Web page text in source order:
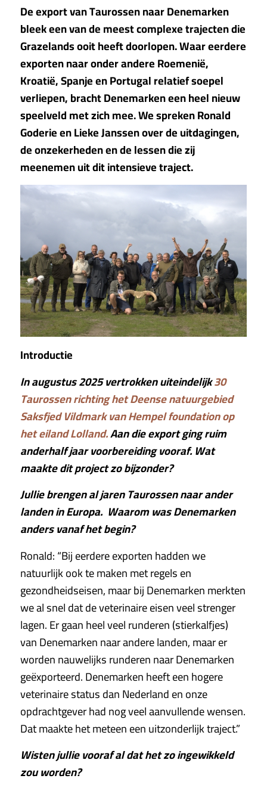
De export van Taurossen naar Denemarken
bleek een van de meest complexe trajecten die
Grazelands ooit heeft doorlopen. Waar eerdere
exporten naar onder andere Roemenië,
Kroatië, Spanje en Portugal relatief soepel
verliepen, bracht Denemarken een heel nieuw
speelveld met zich mee. We spreken Ronald
Goderie en Lieke Janssen over de uitdagingen,
de onzekerheden en de lessen die zij
meenemen uit dit intensieve traject.
Introductie
In augustus 2025 vertrokken uiteindelijk30
Taurossen richting het Deense natuurgebied
Saksfjed Vildmark van Hempel foundation op
het eiland Lolland.Aan die export ging ruim
anderhalf jaar voorbereiding vooraf. Wat
maakte dit project zo bijzonder?
Jullie brengen al jaren Taurossen naar ander
landen in Europa. Waarom was Denemarken
anders vanaf het begin?
Ronald: “Bij eerdere exporten hadden we
natuurlijk ook te maken met regels en
gezondheidseisen, maar bij Denemarken merkten
we al snel dat de veterinaire eisen veel strenger
lagen. Er gaan heel veel runderen (stierkalfjes)
van Denemarken naar andere landen, maar er
worden nauwelijks runderen naar Denemarken
geëxporteerd. Denemarken heeft een hogere
veterinaire status dan Nederland en onze
opdrachtgever had nog veel aanvullende wensen.
Dat maakte het meteen een uitzonderlijk traject.”
Wisten jullie vooraf al dat het zo ingewikkeld
zou worden?